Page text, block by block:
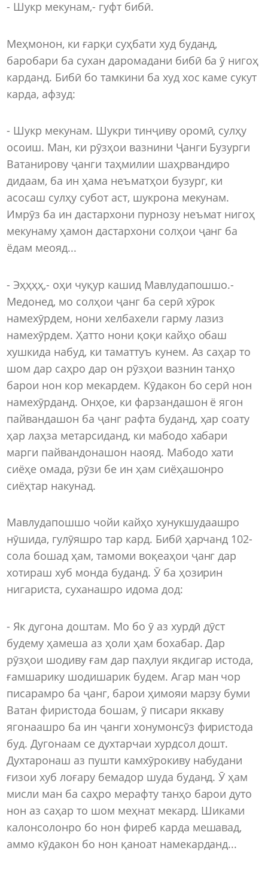
- Шукр мекунам,- гуфт бибӣ.
Меҳмонон, ки ғарқи суҳбати худ буданд,
баробари ба сухан даромадани бибӣ ба ӯ нигоҳ
карданд. Бибӣ бо тамкини ба худ хос каме сукут
карда, афзуд:
- Шукр мекунам. Шукри тинҷиву оромӣ, сулҳу
осоиш. Ман, ки рӯзҳои вазнини Ҷанги Бузурги
Ватанирову ҷанги таҳмилии шаҳрвандиро
дидаам, ба ин ҳама неъматҳои бузург, ки
асосаш сулҳу субот аст, шукрона мекунам.
Имрӯз ба ин дастархони пурнозу неъмат нигоҳ
мекунаму ҳамон дастархони солҳои ҷанг ба
ёдам меояд...
- Эҳҳҳҳ,- оҳи чуқур кашид Мавлудапошшо.-
Медонед, мо солҳои ҷанг ба серӣ хӯрок
намехӯрдем, нони хелбахели гарму лазиз
намехӯрдем. Ҳатто нони қоқи кайҳо обаш
хушкида набуд, ки таматтуъ кунем. Аз саҳар то
шом дар саҳро дар он рӯзҳои вазнин танҳо
барои нон кор мекардем. Кӯдакон бо серӣ нон
намехӯрданд. Онҳое, ки фарзандашон ё ягон
пайвандашон ба ҷанг рафта буданд, ҳар соату
ҳар лаҳза метарсиданд, ки мабодо хабари
марги пайвандонашон наояд. Мабодо хати
сиёҳе омада, рӯзи бе ин ҳам сиёҳашонро
сиёҳтар накунад.
Мавлудапошшо чойи кайҳо хунукшудаашро
нӯшида, гулӯяшро тар кард. Бибӣ ҳарчанд 102-
сола бошад ҳам, тамоми воқеаҳои ҷанг дар
хотираш хуб монда буданд. Ӯ ба ҳозирин
нигариста, суханашро идома дод:
- Як дугона доштам. Мо бо ӯ аз хурдӣ дӯст
будему ҳамеша аз ҳоли ҳам бохабар. Дар
рӯзҳои шодиву ғам дар паҳлуи якдигар истода,
ғамшарику шодишарик будем. Агар ман чор
писарамро ба ҷанг, барои ҳимояи марзу буми
Ватан фиристода бошам, ӯ писари яккаву
ягонаашро ба ин ҷанги хонумонсӯз фиристода
буд. Дугонаам се духтарчаи хурдсол дошт.
Духтаронаш аз пушти камхӯрокиву набудани
ғизои хуб лоғару бемадор шуда буданд. Ӯ ҳам
мисли ман ба саҳро мерафту танҳо барои дуто
нон аз саҳар то шом меҳнат мекард. Шиками
калонсолонро бо нон фиреб карда мешавад,
аммо кӯдакон бо нон қаноат намекарданд...